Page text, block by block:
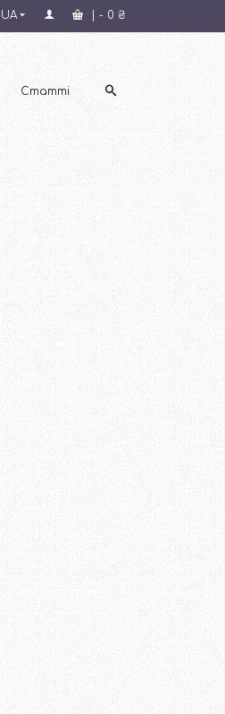
UA - 0 ₴
Статті